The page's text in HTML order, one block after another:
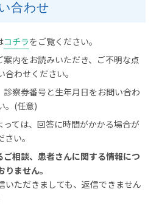
合わせ
コチラをご覧ください。
案内をお読みいただき、ご不明な点
わせください。
察券番号と生年月日をお問い合わ
。(任意)
ては、回答に時間がかかる場合が
い。
相談、患者さんに関する情報につ
ません。
いただきましても、返信できません